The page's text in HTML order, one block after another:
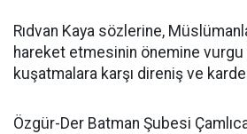
Rıdvan Kaya sözlerine,
hareket etmesinin önemine vurgu
kuşatmalara karşı direniş ve
Özgür-Der Batman Şubesi